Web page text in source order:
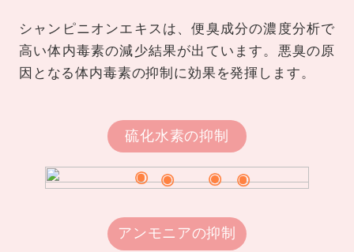
シャンピニオンエキスは、便臭成分の濃度分析で
高い体内毒素の減少結果が出ています。 悪臭の原
因となる体内毒素の抑制に効果を発揮します。
硫化水素の抑制
アンモニアの抑制